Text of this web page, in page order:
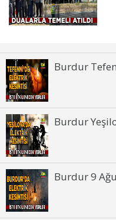
Burdur
Burdur
Burdur 9